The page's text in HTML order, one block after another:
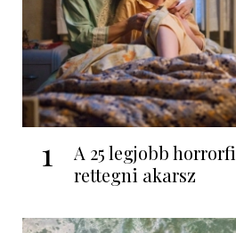
1
A 25 legjobb
rettegni akarsz